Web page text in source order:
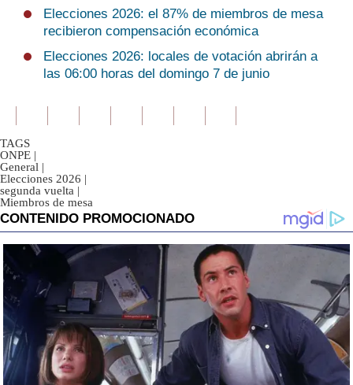
Elecciones 2026: el 87% de miembros de mesa
recibieron compensación económica
Elecciones 2026: locales de votación abrirán a
las 06:00 horas del domingo 7 de junio
TAGS
ONPE |
General |
Elecciones 2026 |
segunda vuelta |
Miembros de mesa